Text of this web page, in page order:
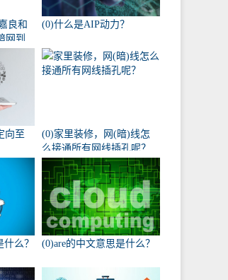
良和
网到
(0)什么是AIP动力？
向至
(0)家里装修，网(暗)线怎
么接通所有网线插孔呢？
么？ (0)are的中文意思是什么？